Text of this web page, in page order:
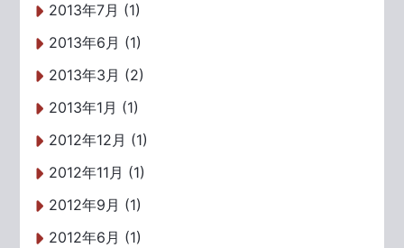
2013年7月 (1)
2013年6月 (1)
2013年3月 (2)
2013年1月 (1)
2012年12月 (1)
2012年11月 (1)
2012年9月 (1)
2012年6月 (1)